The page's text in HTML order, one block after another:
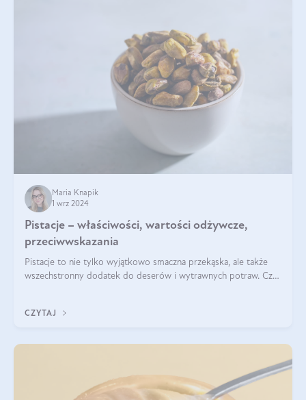
Maria Knapik
1 wrz 2024
Pistacje – właściwości, wartości odżywcze,
przeciwwskazania
Pistacje to nie tylko wyjątkowo smaczna przekąska, ale także
wszechstronny dodatek do deserów i wytrawnych potraw. Czy
CZYTAJ